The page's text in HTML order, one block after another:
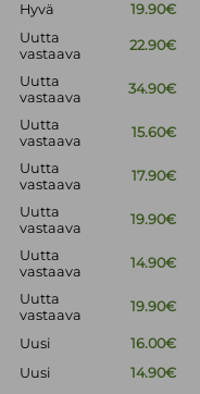
Hyvä 19.90€
Uutta
vastaava
22.90€
Uutta
vastaava
34.90€
Uutta
vastaava
15.60€
Uutta
vastaava
17.90€
Uutta
vastaava
19.90€
Uutta
vastaava
14.90€
Uutta
vastaava
19.90€
Uusi
16.00€
Uusi 14.90€